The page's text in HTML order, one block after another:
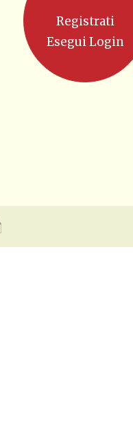
Registrati
Esegui Login